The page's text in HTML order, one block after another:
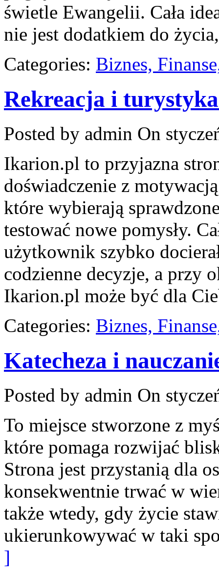
świetle Ewangelii. Cała
nie jest dodatkiem do życia,
Categories: Biznes,
Rekreacja i
Posted by admin On
Ikarion.pl to przyjazna
doświadczenie z
które wybierają
testować nowe pomysły.
użytkownik szybko
codzienne decyzje, a przy
Ikarion.pl może być dla
Categories: Biznes,
Katecheza i
Posted by admin On
To miejsce stworzone z
które pomaga rozwijać
Strona jest przystanią dla
konsekwentnie trwać w
także wtedy, gdy życie
ukierunkowywać w taki
]